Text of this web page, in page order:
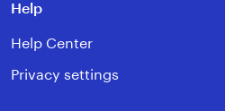
Help
Help Center
Privacy settings